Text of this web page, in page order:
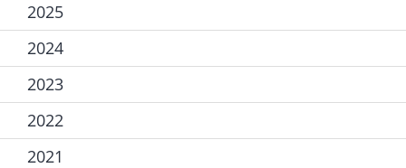
2025
2024
2023
2022
2021